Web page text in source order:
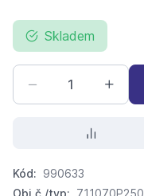
Skladem
Kód: 990633
Obj.č./typ: 711070P250